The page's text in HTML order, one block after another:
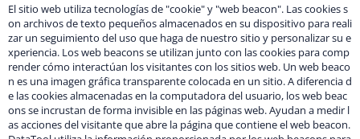
El sitio web utiliza tecnologías de "cookie" y "web beacon". Las cookies s
on archivos de texto pequeños almacenados en su dispositivo para reali
zar un seguimiento del uso que haga de nuestro sitio y personalizar su e
xperiencia. Los web beacons se utilizan junto con las cookies para comp
render cómo interactúan los visitantes con los sitios web. Un web beaco
n es una imagen gráfica transparente colocada en un sitio. A diferencia d
e las cookies almacenadas en la computadora del usuario, los web beac
ons se incrustan de forma invisible en las páginas web. Ayudan a medir l
as acciones del visitante que abre la página que contiene el web beacon.